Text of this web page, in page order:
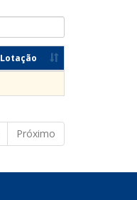
Lotação
Próximo